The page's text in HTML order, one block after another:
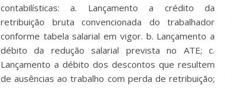
contabilísticas: a. Lançamento a crédito da
retribuição bruta convencionada do trabalhador
conforme tabela salarial em vigor. b. Lançamento a
débito da redução salarial prevista no ATE; c.
Lançamento a débito dos descontos que resultem
de ausências ao trabalho com perda de retribuição;